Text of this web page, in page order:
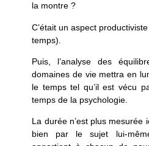
la montre ?
C’était un aspect
temps).
Puis, l’analyse des
domaines de vie mettra en
le temps tel qu’il est vécu
temps de la psychologie
La durée n’est plus mesurée
bien par le sujet lui-